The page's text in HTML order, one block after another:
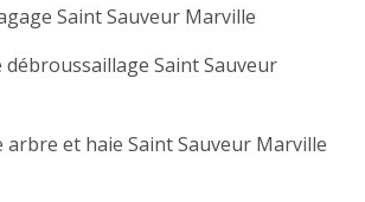
Saint Sauveur Marville
débroussaillage Saint Sauveur
arbre et haie Saint Sauveur Marville